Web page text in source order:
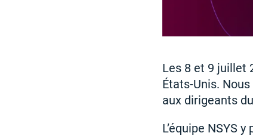
Les 8 et 9 juillet
États-Unis.
aux dirigeants
L’équipe NSYS